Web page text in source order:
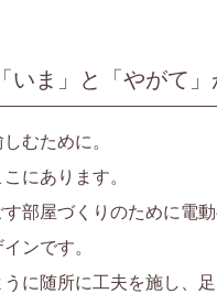
ま」と「やがて」
むために。
にあります。
部屋づくりのために電
ンです。
に随所に工夫を施し、